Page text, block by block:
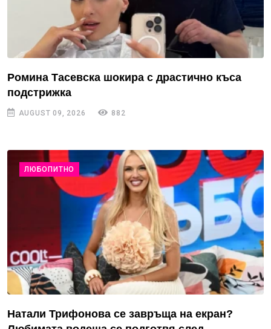
Ромина Тасевска шокира с драстично къса
подстрижка
AUGUST 09, 2026 882
ЛЮБОПИТНО
Натали Трифонова се завръща на екран?